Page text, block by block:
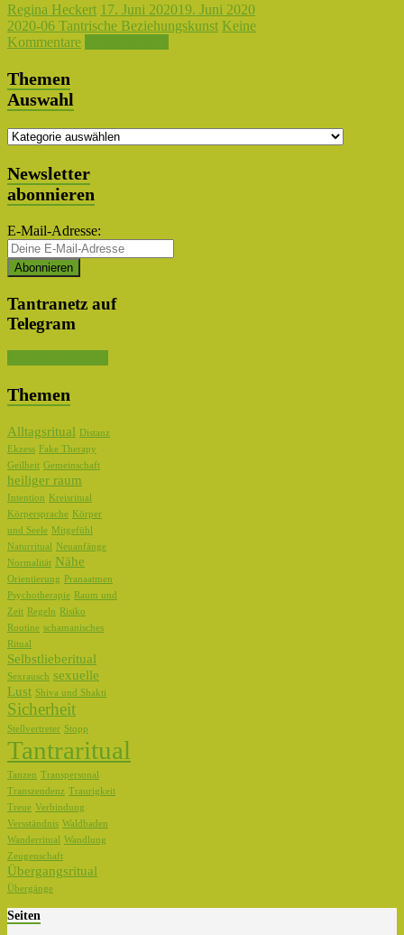
Regina Heckert 17. Juni 202019. Juni 2020
2020-06 Tantrische Beziehungskunst Keine
Kommentare
Themen
Auswahl
Themen
Newsletter
abonnieren
E-Mail-Adresse:
Tantranetz auf
Telegram
Themen
Alltagsritual Distanz
Ekzess Fake Therapy
Geilheit Gemeinschaft
heiliger raum
Intention
Kreisritual
Körpersprache Körper
und Seele Mitgefühl
Naturritual Neuanfänge
Normalität Nähe
Orientierung
Pranaatmen
Psychotherapie Raum und
Zeit Regeln
Risiko
Routine schamanisches
Ritual
Selbstlieberitual
Sexrausch sexuelle
Lust Shiva und Shakti
Sicherheit
Stellvertreter Stopp
Tantraritual
Tanzen Transpersonal
Transzendenz Traurigkeit
Treue Verbindung
Versständnis Waldbaden
Wanderritual Wandlung
Zeugenschaft
Übergangsritual
Übergänge
Seiten